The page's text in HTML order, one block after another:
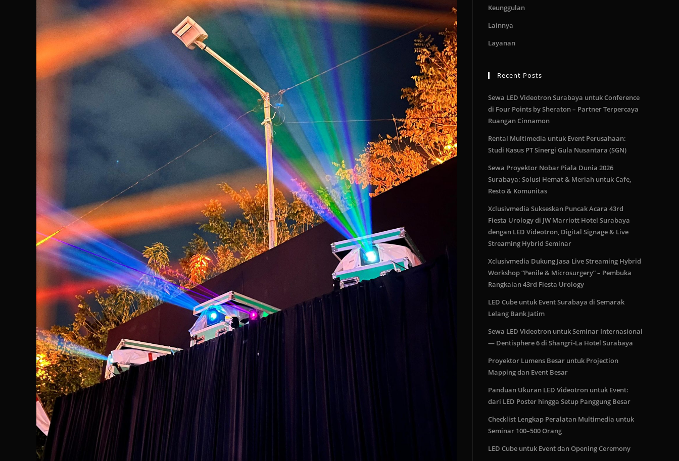
Keunggulan
Lainnya
Layanan
Recent Posts
Sewa LED Videotron Surabaya untuk Conference
di Four Points by Sheraton – Partner Terpercaya
Ruangan Cinnamon
Rental Multimedia untuk Event Perusahaan:
Studi Kasus PT Sinergi Gula Nusantara (SGN)
Sewa Proyektor Nobar Piala Dunia 2026
Surabaya: Solusi Hemat & Meriah untuk Cafe,
Resto & Komunitas
Xclusivmedia Sukseskan Puncak Acara 43rd
Fiesta Urology di JW Marriott Hotel Surabaya
dengan LED Videotron, Digital Signage & Live
Streaming Hybrid Seminar
Xclusivmedia Dukung Jasa Live Streaming Hybrid
Workshop “Penile & Microsurgery” – Pembuka
Rangkaian 43rd Fiesta Urology
LED Cube untuk Event Surabaya di Semarak
Lelang Bank Jatim
Sewa LED Videotron untuk Seminar Internasional
— Dentisphere 6 di Shangri-La Hotel Surabaya
Proyektor Lumens Besar untuk Projection
Mapping dan Event Besar
Panduan Ukuran LED Videotron untuk Event:
dari LED Poster hingga Setup Panggung Besar
Checklist Lengkap Peralatan Multimedia untuk
Seminar 100–500 Orang
LED Cube untuk Event dan Opening Ceremony